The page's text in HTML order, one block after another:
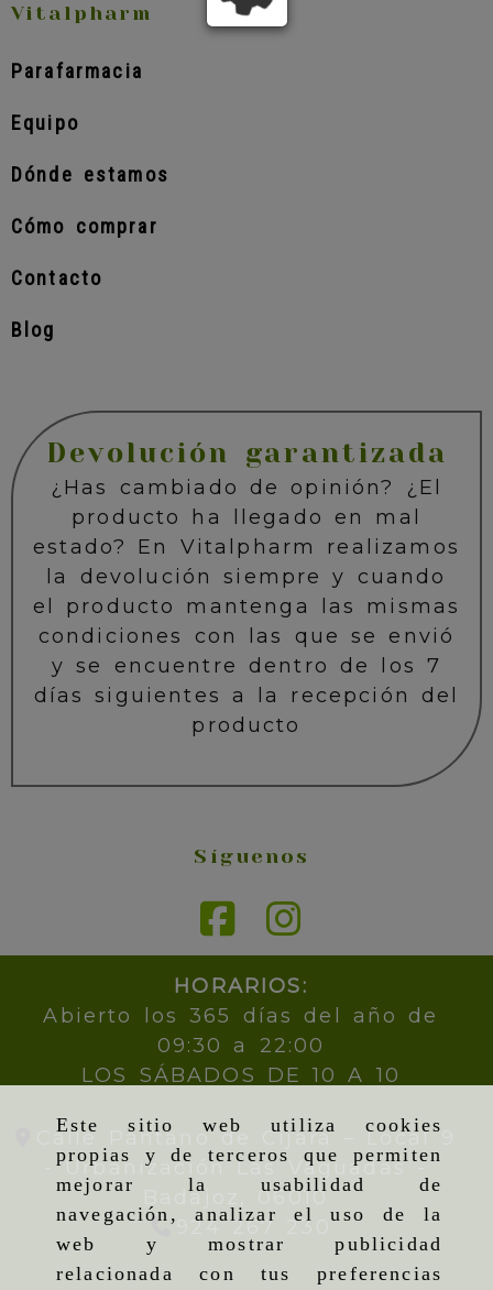
Este sitio web utiliza cookies
propias y de terceros que permiten
mejorar la usabilidad de
navegación, analizar el uso de la
web y mostrar publicidad
relacionada con tus preferencias
Vitalpharm
Parafarmacia
Equipo
Dónde estamos
Cómo comprar
Contacto
Blog
Devolución garantizada
¿Has cambiado de opinión? ¿El
producto ha llegado en mal
estado? En Vitalpharm realizamos
la devolución siempre y cuando
el producto mantenga las mismas
condiciones con las que se envió
y se encuentre dentro de los 7
días siguientes a la recepción del
producto
Síguenos
HORARIOS:
Abierto los 365 días del año de
09:30 a 22:00
LOS SÁBADOS DE 10 A 10
Calle Pantano de Cijara – Local 9
- Urbanización Las Vaguadas -
Badajoz,
06010
924 267 230